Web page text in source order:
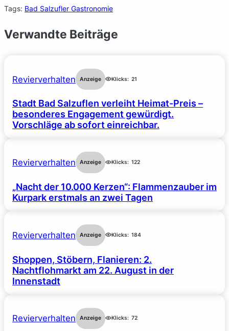
Tags: Bad Salzufler Gastronomie
Verwandte Beiträge
Revierverhalten Anzeige Klicks: 21
Stadt Bad Salzuflen verleiht Heimat-Preis –
besonderes Engagement gewürdigt.
Vorschläge ab sofort einreichbar.
Revierverhalten Anzeige Klicks: 122
„Nacht der 10.000 Kerzen“: Flammenzauber im
Kurpark erstmals an zwei Tagen
Revierverhalten Anzeige Klicks: 184
Shoppen, Stöbern, Flanieren: 2.
Nachtflohmarkt am 22. August in der
Innenstadt
Revierverhalten Anzeige Klicks: 72